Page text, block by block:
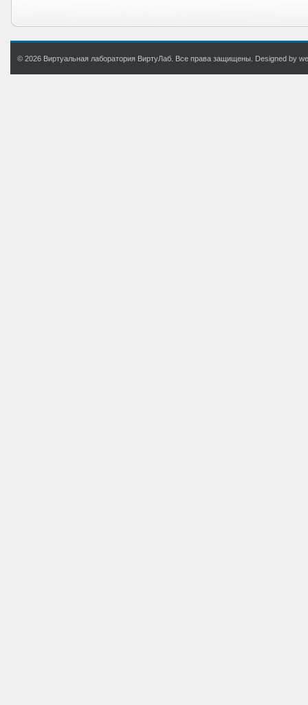
© 2026 Виртуальная лаборатория ВиртуЛаб. Все права защищены. Designed by